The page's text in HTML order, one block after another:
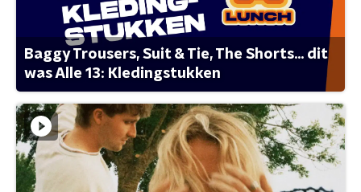
Baggy Trousers, Suit & Tie, The Shorts... dit
was Alle 13: Kledingstukken